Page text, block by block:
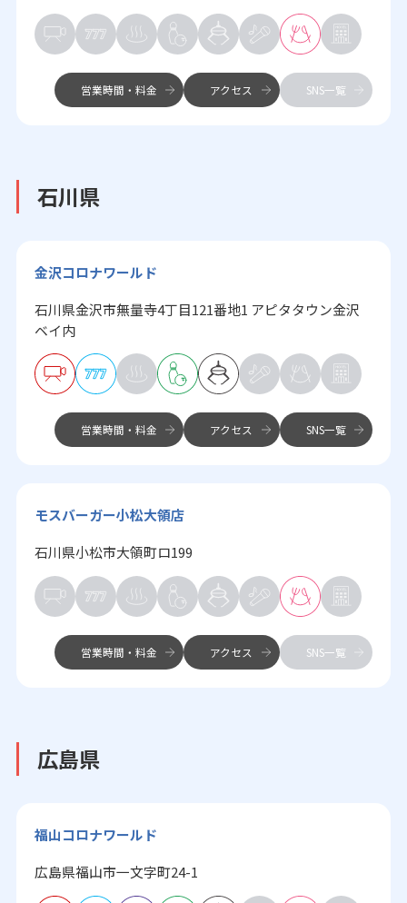
営業時間・料金 アクセス SNS一覧
石川県
金沢コロナワールド
石川県金沢市無量寺4丁目121番地1 アピタタウン金沢
ベイ内
営業時間・料金 アクセス SNS一覧
モスバーガー小松大領店
石川県小松市大領町ロ199
営業時間・料金 アクセス SNS一覧
広島県
福山コロナワールド
広島県福山市一文字町24-1